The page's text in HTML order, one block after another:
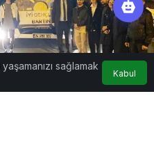
sağlamak
Kabul